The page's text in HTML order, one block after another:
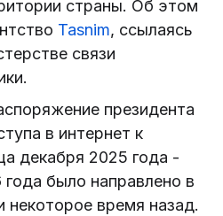
страны. Об этом
Tasnim, ссылаясь
связи
президента
в интернет к
декабря 2025 года -
было направлено в
некоторое время назад.